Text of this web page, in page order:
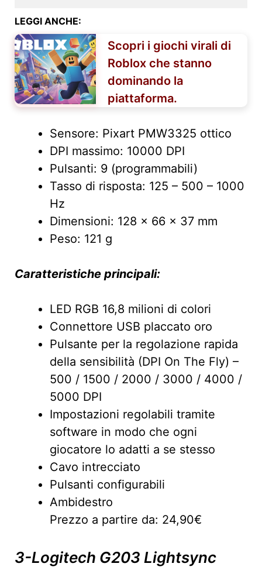
LEGGI ANCHE:
Scopri i giochi virali di
Roblox che stanno
dominando la
piattaforma.
Sensore: Pixart PMW3325 ottico
DPI massimo: 10000 DPI
Pulsanti: 9 (programmabili)
Tasso di risposta: 125 – 500 – 1000
Hz
Dimensioni: 128 x 66 x 37 mm
Peso: 121 g
Caratteristiche principali:
LED RGB 16,8 milioni di colori
Connettore USB placcato oro
Pulsante per la regolazione rapida
della sensibilità (DPI On The Fly) –
500 / 1500 / 2000 / 3000 / 4000 /
5000 DPI
Impostazioni regolabili tramite
software in modo che ogni
giocatore lo adatti a se stesso
Cavo intrecciato
Pulsanti configurabili
Ambidestro
Prezzo a partire da: 24,90€
3-Logitech G203 Lightsync